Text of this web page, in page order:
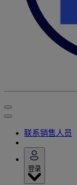
联系销售人员
登录